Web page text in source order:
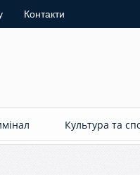
Контакти
Культура та